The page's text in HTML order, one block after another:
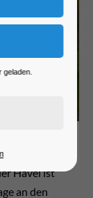
Havel ist
an den
geladen.